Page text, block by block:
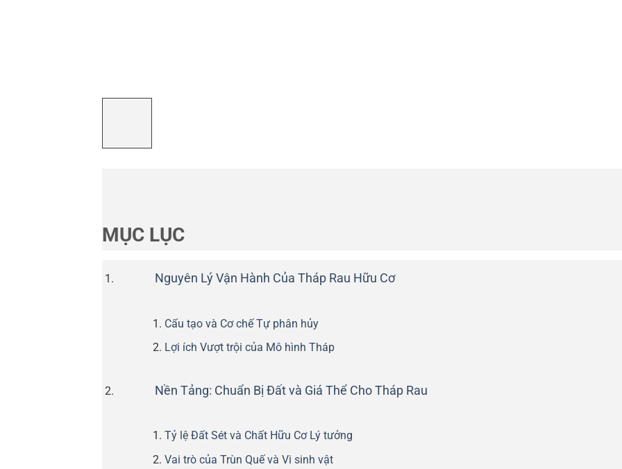
MỤC LỤC
Nguyên Lý Vận Hành Của Tháp Rau Hữu Cơ
Cấu tạo và Cơ chế Tự phân hủy
Lợi ích Vượt trội của Mô hình Tháp
Nền Tảng: Chuẩn Bị Đất và Giá Thể Cho Tháp Rau
Tỷ lệ Đất Sét và Chất Hữu Cơ Lý tưởng
Vai trò của Trùn Quế và Vi sinh vật